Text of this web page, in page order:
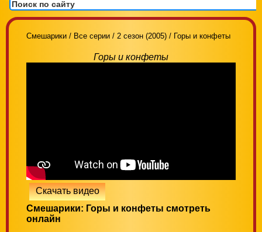
Смешарики / Все серии / 2 сезон (2005) / Горы и конфеты
Горы и конфеты
Скачать видео
Смешарики: Горы и конфеты смотреть
онлайн